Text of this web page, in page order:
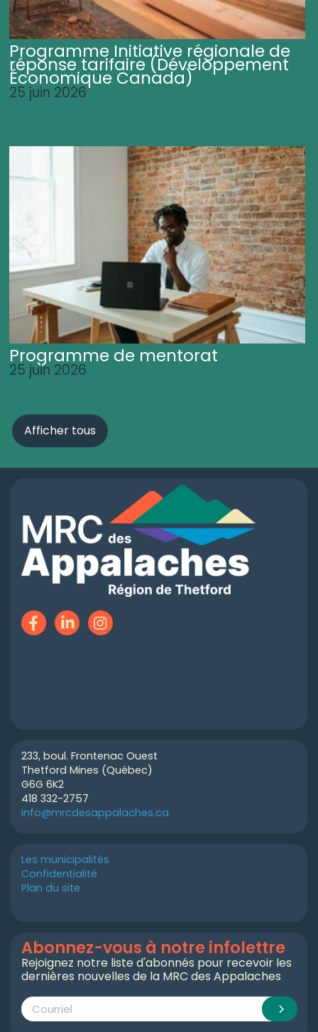
Programme Initiative régionale de
réponse tarifaire (Développement
Économique Canada)
25 juin 2026
Programme de mentorat
25 juin 2026
Afficher tous
233, boul. Frontenac Ouest
Thetford Mines (Québec)
G6G 6K2
418 332-2757
info@mrcdesappalaches.ca
Les municipalités
Confidentialité
Plan du site
Abonnez-vous à notre infolettre
Rejoignez notre liste d'abonnés pour recevoir les
dernières nouvelles de la MRC des Appalaches